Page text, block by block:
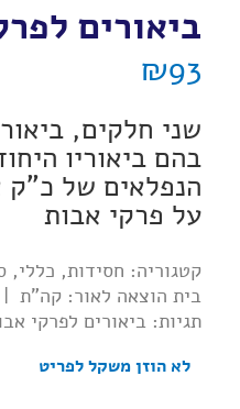
ביאורים
₪93
שני חלקים,
בהם ביאוריו
הנפלאים של כ"ק
על פרקי אבות
קטגוריה: חסידות, כללי,
בית הוצאה לאור: קה"ת |
תגיות: ביאורים לפרקי
לא הוזן משקל לפריט